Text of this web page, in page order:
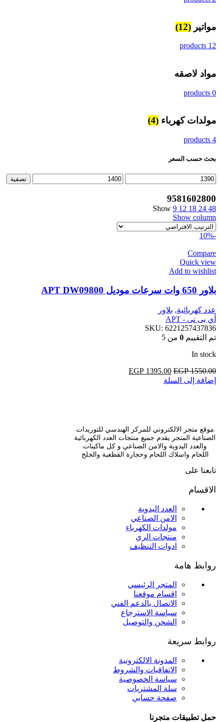
مواتير (12)
12 products
مواد لاصقه
0 products
مولدات كهرباء (4)
4 products
بحث حسب السعر
أدنى
أعلى
تصفية
9581602800
Show 9 12 18 24 48
Show column
-10%
Compare
Quick view
Add to wishlist
بلاور 650 وات سرعات موديل APT DW09800
عدد كهربائية, بلاور
أي بى تى - APT
SKU: 6221257437836
تم التقييم 0 من 5
In stock
EGP1550.00
السعر
الأصلي
EGP 1395.00
السعر
إضافة إلى السلة
موقع متجر الالكتروني للمركز الهندسي للتوريدات
الصناعية المتجر يقدم جميع منتجات العدد الكهربائية
والعدد اليدوية والامن الصناعي و كل ماكينات
اللحام واسلاك اللحام وحجارة القطعية والجلخ
تابعنا على
الاقسام
العدد اليدوية
الامن الصناعي
مولدات الكهرباء
منتجات الري
ادوات التنظيف
روابط هامة
المتجر الرئيسي
اقسام موقعنا
الاتصال بالدعم الفني
سياسة الاسترجاع
الشحن والتوصيل
روابط سريعة
المدونة الالكترونية
الاتفاقيات والشروط
سياسة الخصوصية
سلة المشتريات
صفحة حسابي
حمل تطبيقات متجرنا